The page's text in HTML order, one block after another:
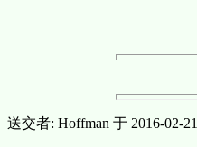
送交者: Hoffman 于 2016-02-